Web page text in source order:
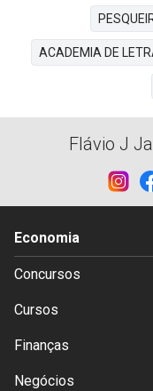
ACADEMIA DE
Flávio J
Economia
Concursos
Cursos
Finanças
Negócios